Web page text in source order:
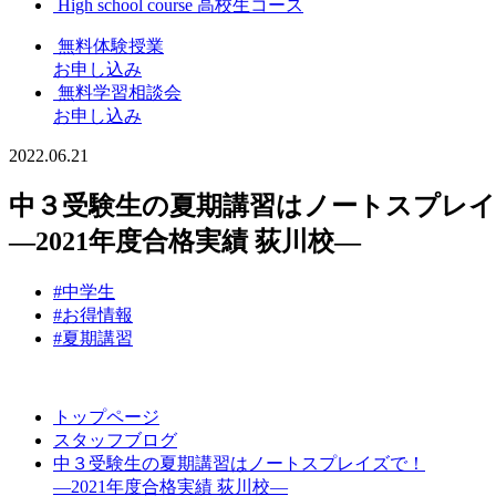
High school course 高校生コース
無料体験授業
お申し込み
無料学習相談会
お申し込み
2022.06.21
中３受験生の夏期講習はノートスプレ
―2021年度合格実績 荻川校―
#中学生
#お得情報
#夏期講習
トップページ
スタッフブログ
中３受験生の夏期講習はノートスプレイズで！
―2021年度合格実績 荻川校―